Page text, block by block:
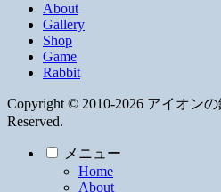
About
Gallery
Shop
Game
Rabbit
Copyright © 2010-2026 アイオン
Reserved.
メニュー
Home
About